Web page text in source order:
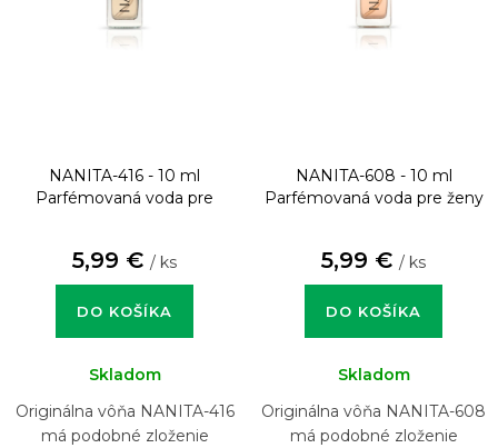
NANITA-416 - 10 ml
Parfémovaná voda pre
5,99 € / ks
DO KOŠÍKA
Skladom
Originálna vôňa NANITA-416
má podobné zloženie
NANITA-608 - 10 ml
Parfémovaná voda pre ženy
5,99 € / ks
DO KOŠÍKA
Skladom
Originálna vôňa NANITA-608
má podobné zloženie